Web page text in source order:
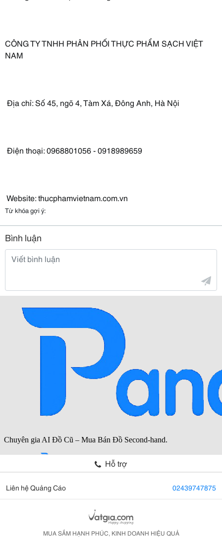
CÔNG TY TNHH PHÂN PHỐI THỰC PHẨM SẠCH VIỆT
NAM
Địa chỉ: Số 45, ngõ 4, Tàm Xá, Đông Anh, Hà Nội
Điện thoại: 0968801056 - 0918989659
Website: thucphamvietnam.com.vn
Từ khóa gợi ý:
Bình luận
Hỗ trợ
Liên hệ Quảng Cáo 02439747875
MUA SẮM HẠNH PHÚC, KINH DOANH HIỆU QUẢ